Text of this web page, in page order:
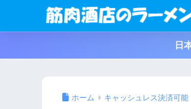
日
ホーム キャッシュレス決済可能